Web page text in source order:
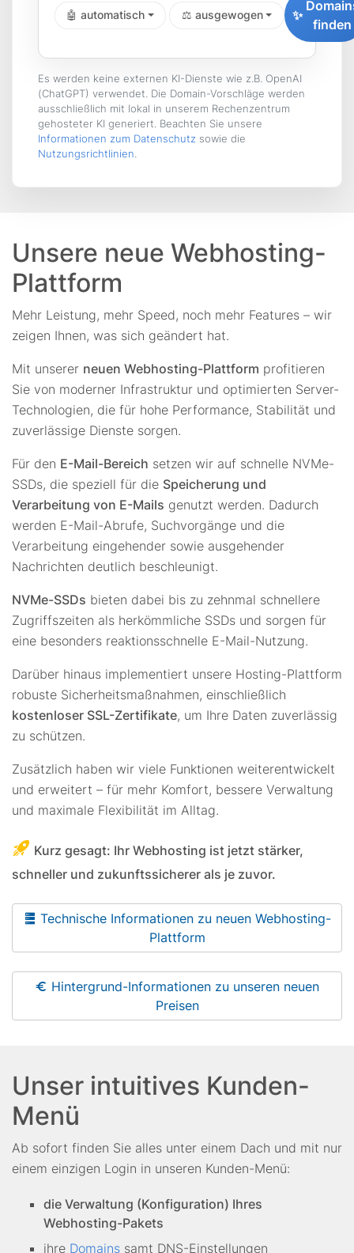
🤖 automatisch ⚖️ ausgewogen ✨
finden
Es werden keine externen KI-Dienste wie z.B. OpenAI
(ChatGPT) verwendet. Die Domain-Vorschläge werden
ausschließlich mit lokal in unserem Rechenzentrum
gehosteter KI generiert. Beachten Sie unsere
Informationen zum Datenschutz sowie die
Nutzungsrichtlinien.
Unsere neue Webhosting-
Plattform
Mehr Leistung, mehr Speed, noch mehr Features – wir
zeigen Ihnen, was sich geändert hat.
Mit unserer neuen Webhosting-Plattform profitieren
Sie von moderner Infrastruktur und optimierten Server-
Technologien, die für hohe Performance, Stabilität und
zuverlässige Dienste sorgen.
Für den E-Mail-Bereich setzen wir auf schnelle NVMe-
SSDs, die speziell für die Speicherung und
Verarbeitung von E-Mails genutzt werden. Dadurch
werden E-Mail-Abrufe, Suchvorgänge und die
Verarbeitung eingehender sowie ausgehender
Nachrichten deutlich beschleunigt.
NVMe-SSDs bieten dabei bis zu zehnmal schnellere
Zugriffszeiten als herkömmliche SSDs und sorgen für
eine besonders reaktionsschnelle E-Mail-Nutzung.
Darüber hinaus implementiert unsere Hosting-Plattform
robuste Sicherheitsmaßnahmen, einschließlich
kostenloser SSL-Zertifikate, um Ihre Daten zuverlässig
zu schützen.
Zusätzlich haben wir viele Funktionen weiterentwickelt
und erweitert – für mehr Komfort, bessere Verwaltung
und maximale Flexibilität im Alltag.
Kurz gesagt: Ihr Webhosting ist jetzt stärker,
schneller und zukunftssicherer als je zuvor.
Technische Informationen zu neuen Webhosting-
Plattform
Hintergrund-Informationen zu unseren neuen
Preisen
Unser intuitives Kunden-
Menü
Ab sofort finden Sie alles unter einem Dach und mit nur
einem einzigen Login in unseren Kunden-Menü:
die Verwaltung (Konfiguration) Ihres
Webhosting-Pakets
ihre Domains samt DNS-Einstellungen